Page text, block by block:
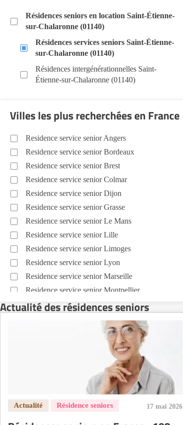
Résidences seniors en location Saint-Étienne-
sur-Chalaronne (01140)
Résidences services seniors Saint-Étienne-
sur-Chalaronne (01140)
Résidences intergénérationnelles Saint-
Étienne-sur-Chalaronne (01140)
Villes les plus recherchées en France
Residence service senior Angers
Residence service senior Bordeaux
Residence service senior Brest
Residence service senior Colmar
Residence service senior Dijon
Residence service senior Grasse
Residence service senior Le Mans
Residence service senior Lille
Residence service senior Limoges
Residence service senior Lyon
Residence service senior Marseille
Residence service senior Montpellier
Residence service senior Montélimar
Residence service senior Nîmes
Residence service senior Orléans
Residence service senior Perpignan
Residence service senior Rennes
Residence service senior Strasbourg
Residence service senior Toulouse
Recherche par ville
Actualité des résidences seniors
17 mai 2026